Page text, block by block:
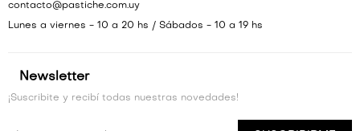
Newsletter
¡Suscribite y recibí todas nuestras novedades!
contacto@pastiche.com.uy
Lunes a viernes - 10 a 20 hs / Sábados - 10 a 19 hs